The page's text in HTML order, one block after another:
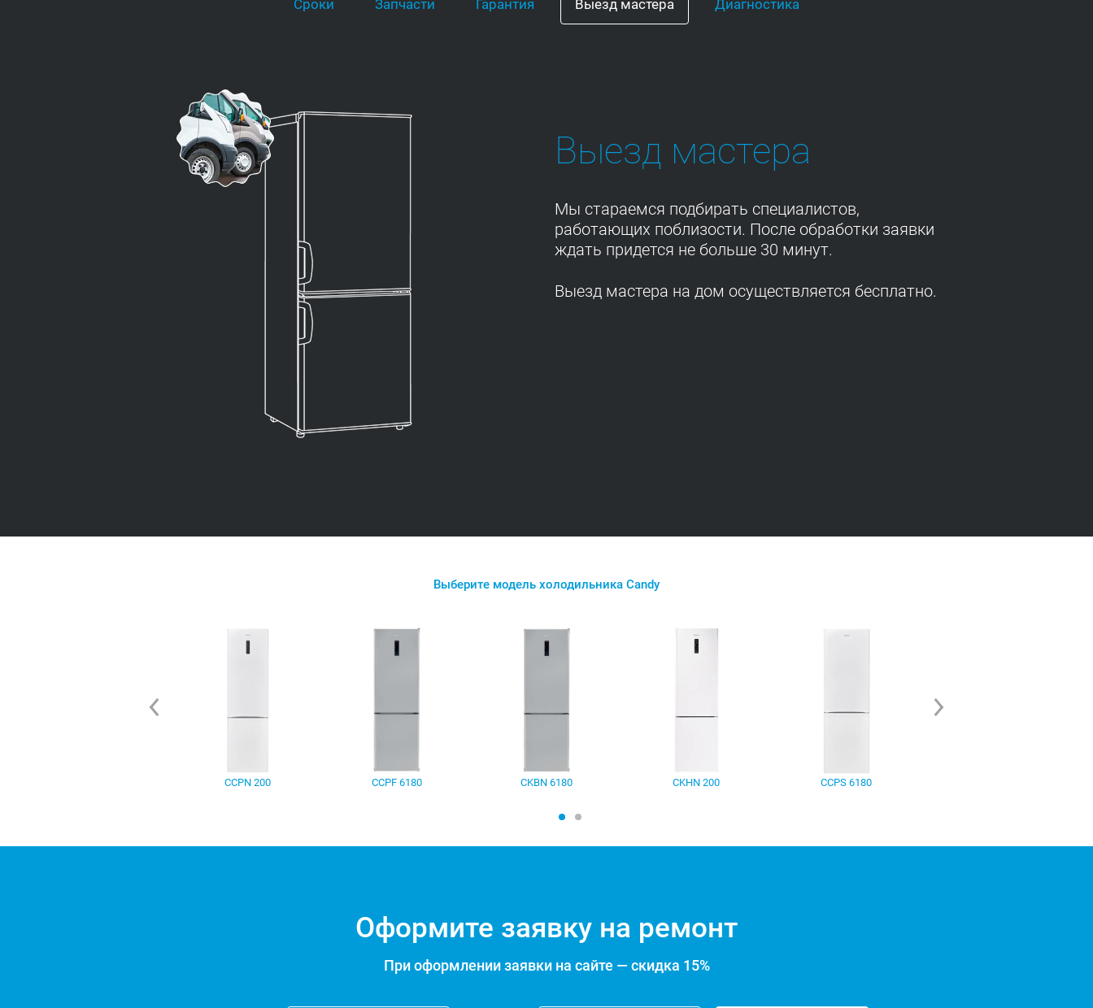
Сроки Запчасти Гарантия Выезд мастера Диагностика
Выезд мастера
Мы стараемся подбирать специалистов,
работающих поблизости. После обработки заявки
ждать придется не больше 30 минут.
Выезд мастера на дом осуществляется бесплатно.
Выберите модель холодильника Candy
CCPN 200 CCPF 6180 CKBN 6180 CKHN 200 CCPS 6180
Оформите заявку на ремонт
При оформлении заявки на сайте — скидка 15%